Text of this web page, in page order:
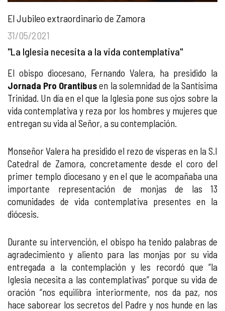
El Jubileo extraordinario de Zamora
31/05/2021
"La Iglesia necesita a la vida contemplativa"
El obispo diocesano, Fernando Valera, ha presidido la
Jornada Pro Orantibusen la solemnidad de la Santísima
Trinidad. Un día en el que la Iglesia pone sus ojos sobre la
vida contemplativa y reza por los hombres y mujeres que
entregan su vida al Señor, a su contemplación.
Monseñor Valera ha presidido el rezo de vísperas en la S.I
Catedral de Zamora, concretamente desde el coro del
primer templo diocesano y en el que le acompañaba una
importante representación de monjas de las 13
comunidades de vida contemplativa presentes en la
diócesis.
Durante su intervención, el obispo ha tenido palabras de
agradecimiento y aliento para las monjas por su vida
entregada a la contemplación y les recordó que “la
Iglesia necesita a las contemplativas” porque su vida de
oración “nos equilibra interiormente, nos da paz, nos
hace saborear los secretos del Padre y nos hunde en las